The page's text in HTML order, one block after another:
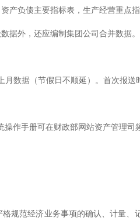
产负债主要指标表，生产经营重点指
据外，还应编制集团公司合并数据。
月数据（节假日不顺延）。首次报送
操作手册可在财政部网站资产管理司
规范经济业务事项的确认、计量、